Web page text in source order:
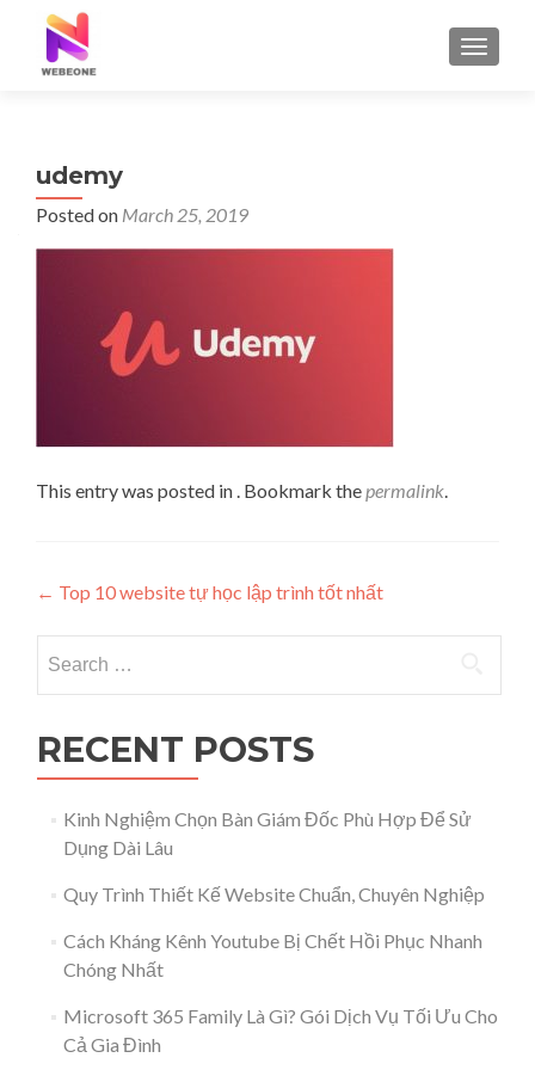
udemy
Posted on March 25, 2019
This entry was posted in . Bookmark thepermalink.
Post navigation
← Top 10 website tự học lập trình tốt nhất
RECENT POSTS
Kinh Nghiệm Chọn Bàn Giám Đốc Phù Hợp Để Sử
Dụng Dài Lâu
Quy Trình Thiết Kế Website Chuẩn, Chuyên Nghiệp
Cách Kháng Kênh Youtube Bị Chết Hồi Phục Nhanh
Chóng Nhất
Microsoft 365 Family Là Gì? Gói Dịch Vụ Tối Ưu Cho
Cả Gia Đình